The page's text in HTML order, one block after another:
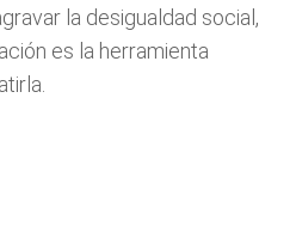
la desigualdad social,
es la herramienta